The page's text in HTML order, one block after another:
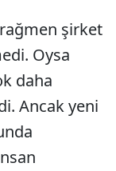
şirket
Oysa
daha
Ancak yeni